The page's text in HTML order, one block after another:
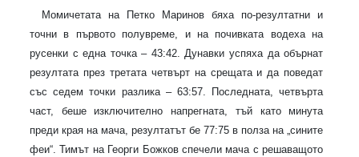
Момичетата на Петко Мариновбяха по-резултатни и
точни в първото полувреме, и на почивката водеха на
русенки с една точка – 43:42. Дунавки успяха да обърнат
резултата през третата четвърт на срещата и да поведат
със седем точки разлика – 63:57. Последната, четвърта
част, беше изключително напрегната, тъй като минута
преди края на мача, резултатът бе 77:75 в полза на „сините
феи“. Тимът на Георги Божков спечели мача с решаващото